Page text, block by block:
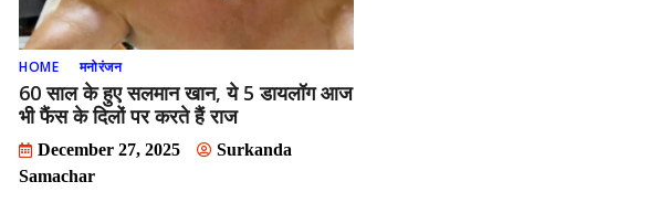
HOME मनोरंजन
60 साल के हुए सलमान खान, ये 5 डायलॉग आज
भी फैंस के दिलों पर करते हैं राज
December 27, 2025
Surkanda
Samachar